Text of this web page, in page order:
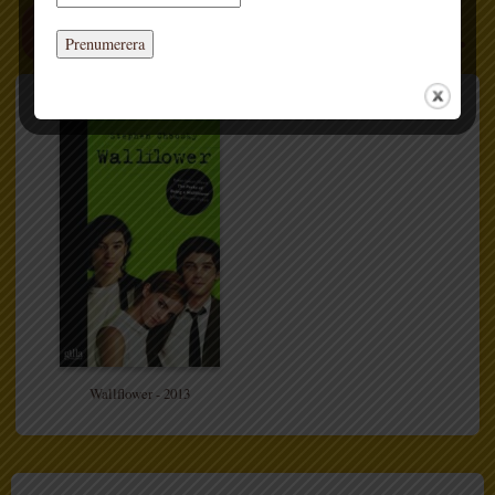
FLER BÖCKER
Wallflower - 2013